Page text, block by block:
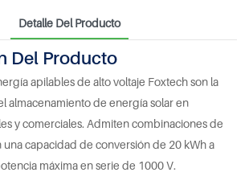
Detalle Del Producto
Del Producto
apilables de alto voltaje Foxtech son la
almacenamiento de energía solar en
y comerciales. Admiten combinaciones de
una capacidad de conversión de 20 kWh a
máxima en serie de 1000 V.